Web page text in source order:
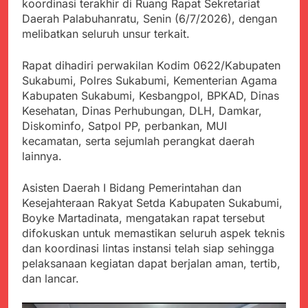
Kabupaten Sukabumi
Angkat Bicara
Satgas Yonif 310/KK
Lakukan Pengecatan
Dan Pembenahan
Juli 21, 2024
Kadinkes kab. Sukabumi
Dugaan pembelian obat
yang akan Kadaluarsa
oleh Puskesmas
Juli 21, 2024
Diduga Pembelian Obat
oleh Puskesmas di
Kab. Sukabumi yang
akan Kadaluarsa.
Juli 20, 2024
Tunjukan
Perhatiannya, Satgas
Perkembangan
Terbaru Kasus Dago
Elos
Juli 20, 2024
Kejaksaan Negeri Kab
Sukabumi didesak usut
Tuntas Dugaan
penyelewengan
Juli 19, 2024
Diduga Kuat
Juli 19, 2024
koordinasi terakhir di Ruang Rapat Sekretariat
Daerah Palabuhanratu, Senin (6/7/2026), dengan
melibatkan seluruh unsur terkait.
Rapat dihadiri perwakilan Kodim 0622/Kabupaten
Sukabumi, Polres Sukabumi, Kementerian Agama
Kabupaten Sukabumi, Kesbangpol, BPKAD, Dinas
Kesehatan, Dinas Perhubungan, DLH, Damkar,
Diskominfo, Satpol PP, perbankan, MUI
kecamatan, serta sejumlah perangkat daerah
lainnya.
Asisten Daerah I Bidang Pemerintahan dan
Kesejahteraan Rakyat Setda Kabupaten Sukabumi,
Boyke Martadinata, mengatakan rapat tersebut
difokuskan untuk memastikan seluruh aspek teknis
dan koordinasi lintas instansi telah siap sehingga
pelaksanaan kegiatan dapat berjalan aman, tertib,
dan lancar.